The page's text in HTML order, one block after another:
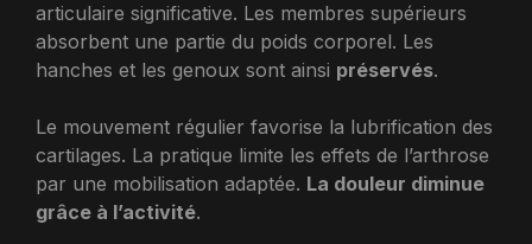
articulaire significative. Les membres supérieurs
absorbent une partie du poids corporel. Les
hanches et les genoux sont ainsi préservés.
Le mouvement régulier favorise la lubrification des
cartilages. La pratique limite les effets de l’arthrose
par une mobilisation adaptée. La douleur diminue
grâce à l’activité.